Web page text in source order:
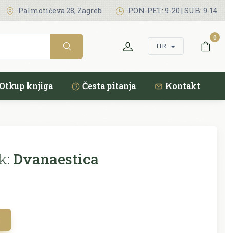
Palmotićeva 28, Zagreb PON-PET: 9-20 | SUB: 9-14
HR
0
Otkup knjiga Česta pitanja Kontakt
Dvanaestica